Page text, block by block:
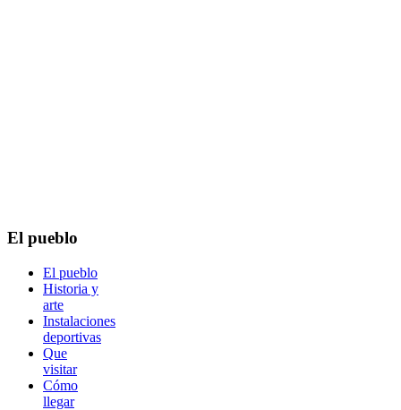
El pueblo
El pueblo
Historia y
arte
Instalaciones
deportivas
Que
visitar
Cómo
llegar